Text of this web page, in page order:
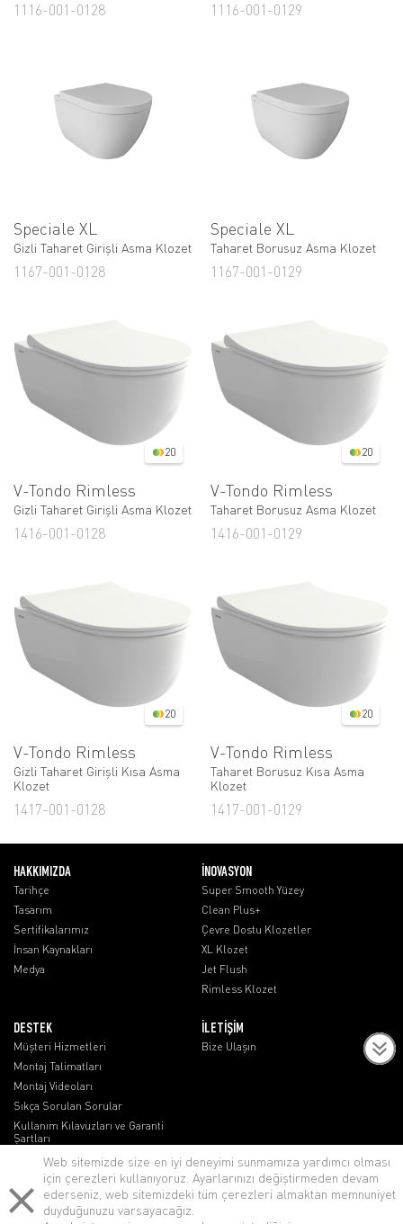
1116-001-0128 1116-001-0129
Speciale XL
Gizli Taharet Girişli Asma Klozet
1167-001-0128
Speciale XL
Taharet Borusuz Asma Klozet
1167-001-0129
20
V-Tondo Rimless
Gizli Taharet Girişli Asma Klozet
1416-001-0128
20
V-Tondo Rimless
Taharet Borusuz Asma Klozet
1416-001-0129
20
V-Tondo Rimless
Gizli Taharet Girişli Kısa Asma
Klozet
1417-001-0128
20
V-Tondo Rimless
Taharet Borusuz Kısa Asma
Klozet
1417-001-0129
HAKKIMIZDA
Tarihçe
Tasarım
Sertifikalarımız
İnsan Kaynakları
Medya
İNOVASYON
Super Smooth Yüzey
Clean Plus+
Çevre Dostu Klozetler
XL Klozet
Jet Flush
Rimless Klozet
DESTEK
Müşteri Hizmetleri
Montaj Talimatları
Montaj Videoları
Sıkça Sorulan Sorular
Kullanım Kılavuzları ve Garanti
Şartları
İLETİŞİM
Bize Ulaşın
lenovo notebook
Web sitemizde size en iyi deneyimi sunmamıza yardımcı olması
için çerezleri kullanıyoruz. Ayarlarınızı değiştirmeden devam
ederseniz, web sitemizdeki tüm çerezleri almaktan memnuniyet
duyduğunuzu varsayacağız.